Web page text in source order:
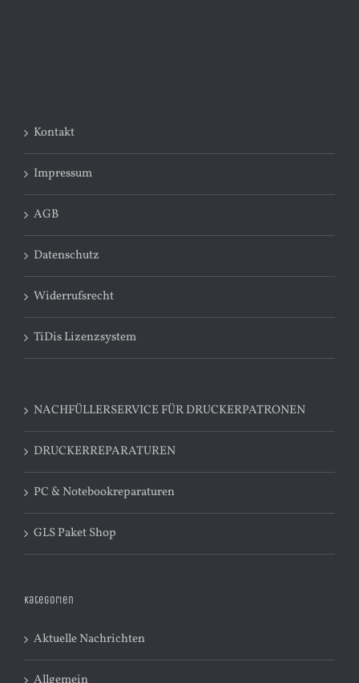
Kontakt
Impressum
AGB
Datenschutz
Widerrufsrecht
TiDis Lizenzsystem
NACHFÜLLERSERVICE FÜR DRUCKERPATRONEN
DRUCKERREPARATUREN
PC & Notebookreparaturen
GLS Paket Shop
Kategorien
Aktuelle Nachrichten